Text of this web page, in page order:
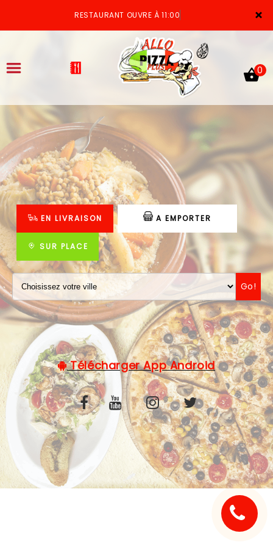
×
RESTAURANT OUVRE À 11:00
ACCUEIL
LA CARTE
VOTRE COMPTE
NOTRE RESTAURANT
VOS AVIS
MENTIONS LÉGALES
0
EN LIVRAISON A EMPORTER
SUR PLACE
Go!
Télécharger App Android